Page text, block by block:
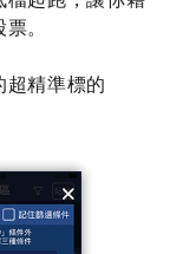
。
超精準標的